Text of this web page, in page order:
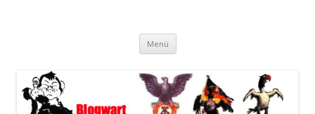
spiegeln im wesentlichen den Gesundheitszustand dieser unserer
Menü Zum
springen